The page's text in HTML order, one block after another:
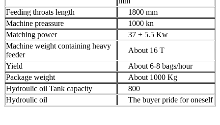
Feeding throats length
1800 mm
Machine preassure
1000 kn
Matching power
37 + 5.5 Kw
Machine weight containing heavy
feeder
About 16 T
Yield
About 6-8 bags/hour
Package weight
About 1000 Kg
Hydroulic oil Tank capacity
800
Hydroulic oil
The buyer pride for oneself